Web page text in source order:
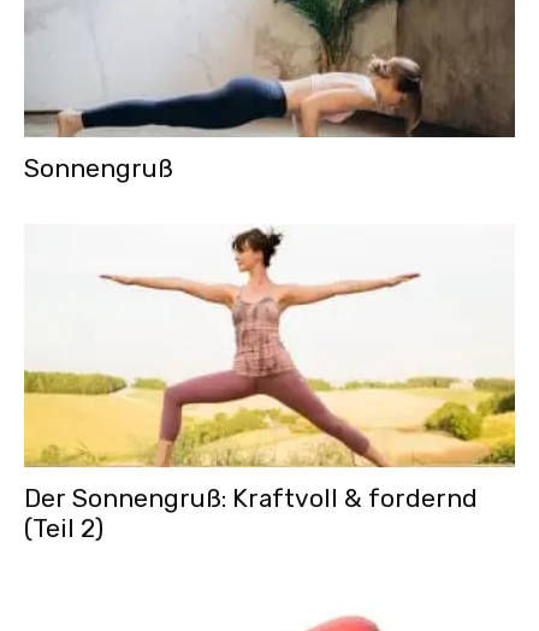
Sonnengruß
Der Sonnengruß: Kraftvoll & fordernd
(Teil 2)